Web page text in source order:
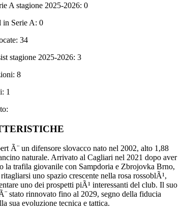
A stagione 2025-2026: 0
in Serie A: 0
34
stagione 2025-2026: 3
8
1
Ã¨ un difensore slovacco nato nel 2002, alto 1,88
naturale. Arrivato al Cagliari nel 2021 dopo aver
la trafila giovanile con Sampdoria e Zbrojovka Brno,
uno spazio crescente nella rosa rossoblÃ¹,
uno dei prospetti piÃ¹ interessanti del club. Il suo
stato rinnovato fino al 2029, segno della fiducia
sua evoluzione tecnica e tattica.